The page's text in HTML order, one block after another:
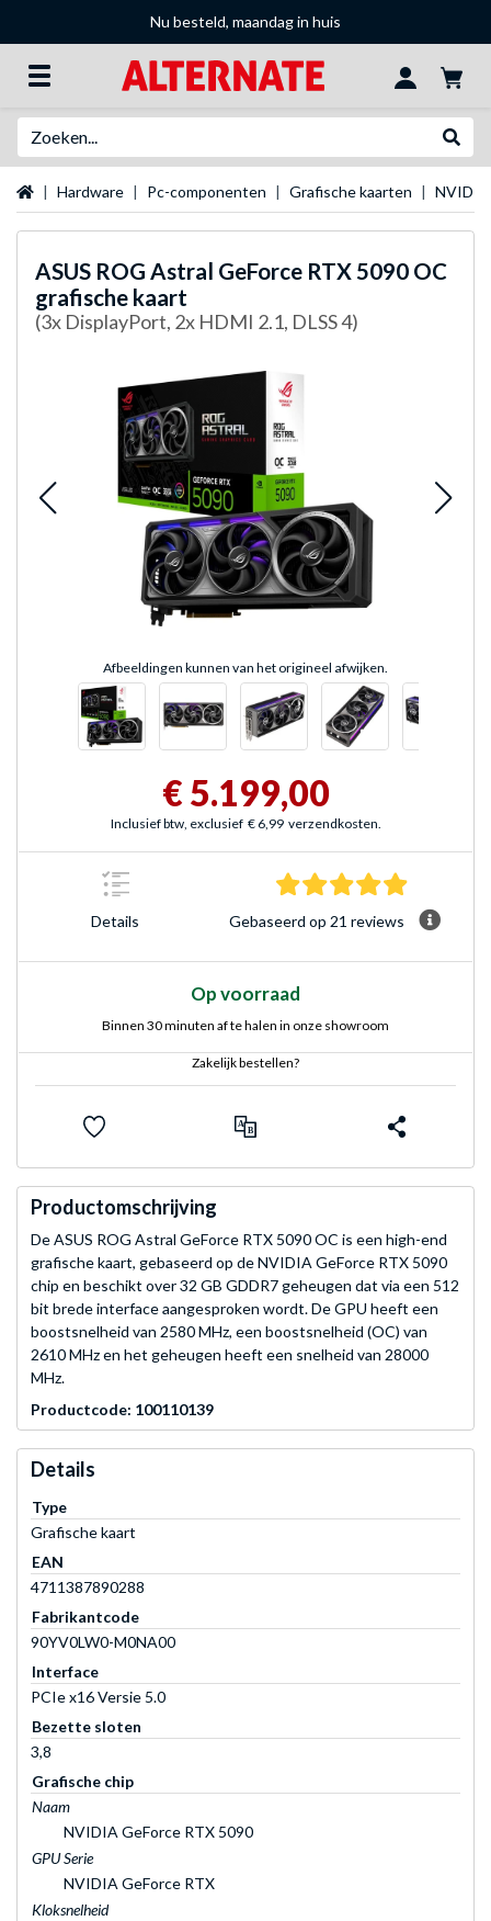
Nu besteld, maandag in huis
Startpagina
Hardware Pc-componenten Grafische kaarten
ASUS ROG Astral GeForce RTX 5090 OC
grafische kaart
(3x DisplayPort, 2x HDMI 2.1, DLSS 4)
Afbeeldingen kunnen van het origineel afwijken.
€ 5.199,00
Inclusief btw, exclusief € 6,99 verzendkosten.
Details
5.0 sterren
Gebaseerd op 21 reviews
Op voorraad
Binnen 30 minuten af te halen in onze showroom
Zakelijk bestellen?
Productomschrijving
De ASUS ROG Astral GeForce RTX 5090 OC is een high-end
grafische kaart, gebaseerd op de NVIDIA GeForce RTX 5090
chip en beschikt over 32 GB GDDR7 geheugen dat via een 512
bit brede interface aangesproken wordt. De GPU heeft een
boostsnelheid van 2580 MHz, een boostsnelheid (OC) van
2610 MHz en het geheugen heeft een snelheid van 28000
MHz.
Productcode: 100110139
Details
Type
Grafische kaart
EAN
4711387890288
Fabrikantcode
90YV0LW0-M0NA00
Interface
PCIe x16 Versie 5.0
Bezette sloten
3,8
Grafische chip
Naam
NVIDIA GeForce RTX 5090
GPU Serie
NVIDIA GeForce RTX
Kloksnelheid